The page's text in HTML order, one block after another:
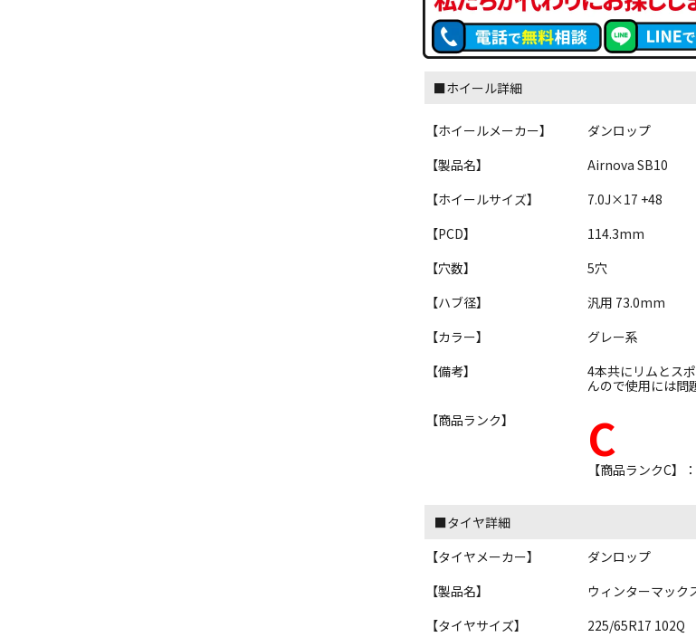
■ホイール詳細
【ホイールメーカー】
ダンロップ
【製品名】
Airnova SB10
【ホイールサイズ】
7.0J×17 +48
【PCD】
114.3mm
【穴数】
5穴
【ハブ径】
汎用 73.0mm
【カラー】
グレー系
【備考】
4本共にリムとス
んので使用には問
【商品ランク】
C
【商品ランクC】
■タイヤ詳細
【タイヤメーカー】
ダンロップ
【製品名】
ウィンターマック
【タイヤサイズ】
225/65R17 102Q